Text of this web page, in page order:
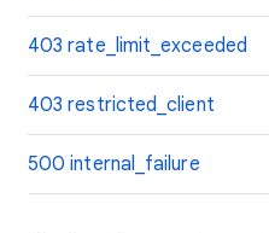
403 rate_limit_exceeded
403 restricted_client
500 internal_failure